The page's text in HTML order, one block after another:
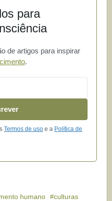
para
de artigos para inspirar
.
Termos de uso e a Política de
humano
culturas